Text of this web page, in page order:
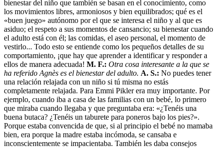
bienestar del niño que también se basan en el conocimiento, como
los movimientos libres, armoniosos y bien equilibrados; qué es el
«buen juego» autónomo por el que se interesa el niño y al que es
asiduo; el respeto a sus momentos de cansancio; su bienestar cuando
el adulto está con él; las comidas, el aseo personal, el momento de
vestirlo... Todo esto se entiende como los pequeños detalles de su
comportamiento, ¡que hay que aprender a identificar y responder a
ellos de manera adecuada! M. F.: Otra cosa interesante a la que se
ha referido Agnès es el bienestar del adulto. A. S.: No puedes tener
una relación relajada con un niño si tú misma no estás
completamente relajada. Para Emmi Pikler era muy importante. Por
ejemplo, cuando iba a casa de las familias con un bebé, lo primero
que miraba cuando llegaba y que preguntaba era: «¿Tenéis una
buena butaca? ¿Tenéis un taburete para poneros bajo los pies?».
Porque estaba convencida de que, si al principio el bebé no mamaba
bien, era porque la madre estaba incómoda, se cansaba e
inconscientemente se impacientaba. También les daba consejos